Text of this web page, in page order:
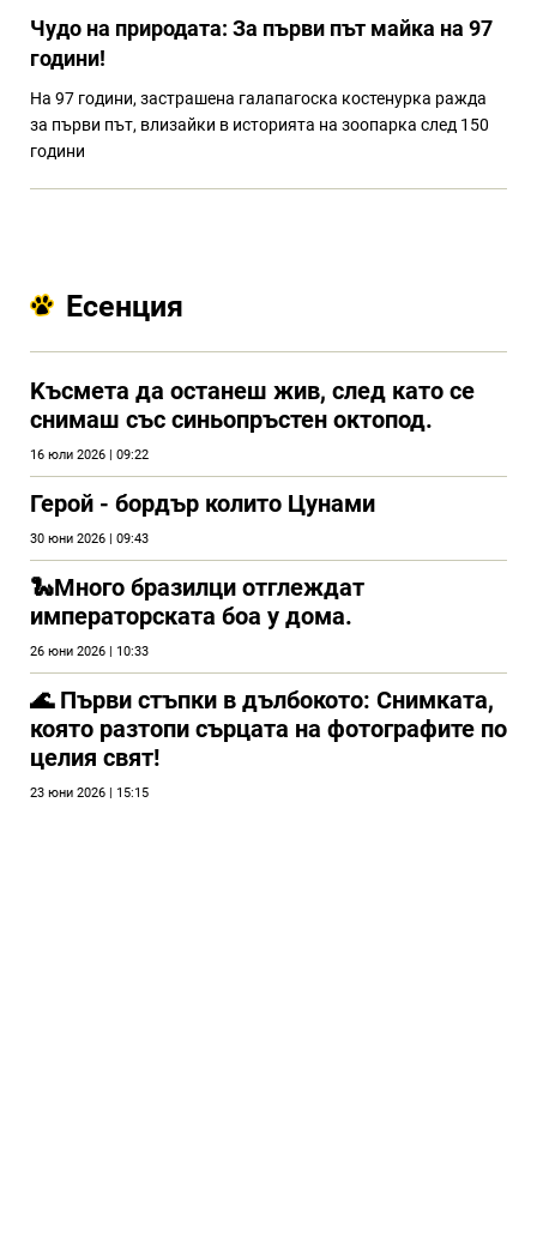
Чудо на природата: За първи път майка на 97
години!
На 97 години, застрашена галапагоска костенурка ражда
за първи път, влизайки в историята на зоопарка след 150
години
Есенция
Kъсмета да останеш жив, след като се
снимаш със синьопръстен октопод.
16 юли 2026 | 09:22
Герой - бордър колито Цунами
30 юни 2026 | 09:43
🐍Много бразилци отглеждат
императорската боа у дома.
26 юни 2026 | 10:33
🌊 Първи стъпки в дълбокото: Снимката,
която разтопи сърцата на фотографите по
целия свят!
23 юни 2026 | 15:15